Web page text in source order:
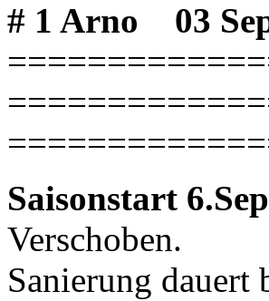
# 1 Arno
03
Saisonstart
Verschoben.
Sanierung dauert